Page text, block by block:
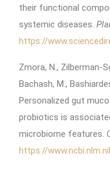
their functional
systemic diseases.
https://
Zmora, N., Zilberman-
Bachash, M.,
Personalized gut
probiotics is
microbiome features.
https://